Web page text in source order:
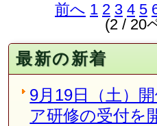
前へ 1 2 3 4 5
(2 / 20
最新の新着
9月19日（土）
ア研修の受付を